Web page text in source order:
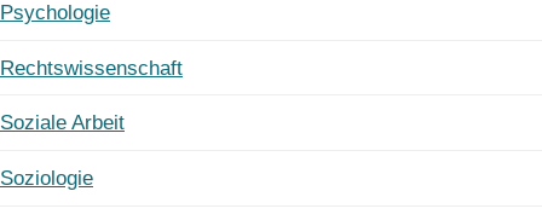
Psychologie
Rechtswissenschaft
Soziale Arbeit
Soziologie